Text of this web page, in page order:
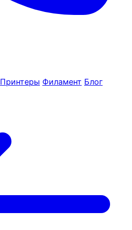
Принтеры Филамент Блог